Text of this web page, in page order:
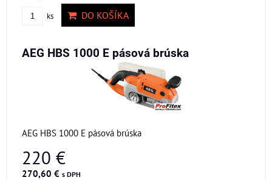
ks DO KOŠÍKA
AEG HBS 1000 E pásová brúska
AEG HBS 1000 E pásová brúska
220 €
270,60 € s DPH